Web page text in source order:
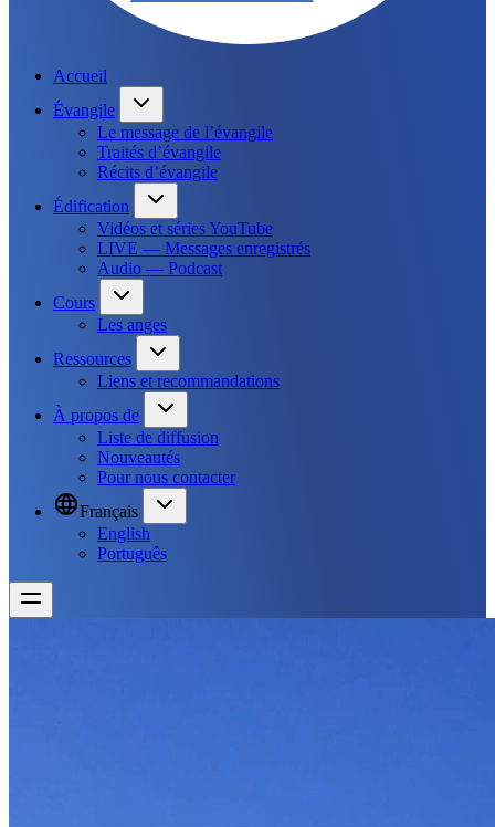
Accueil
Évangile
Le message de l’évangile
Traités d’évangile
Récits d’évangile
Édification
Vidéos et séries YouTube
LIVE — Messages enregistrés
Audio — Podcast
Cours
Les anges
Ressources
Liens et recommandations
À propos de
Liste de diffusion
Nouveautés
Pour nous contacter
Français
English
Português